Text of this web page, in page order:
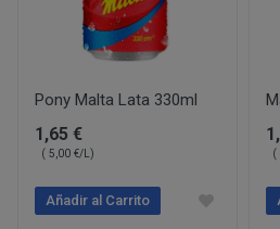
Pony Malta Lata 330ml
1,65 €
( 5,00 €/L)
Añadir al Carrito
(
Consentimiento del interesado
Ejecución de medidas
Interés legítimo del responsable
Si PERUSTOCKS se
consumidor podrá
PROCESO DE COMPRA
Para realizar cualquier